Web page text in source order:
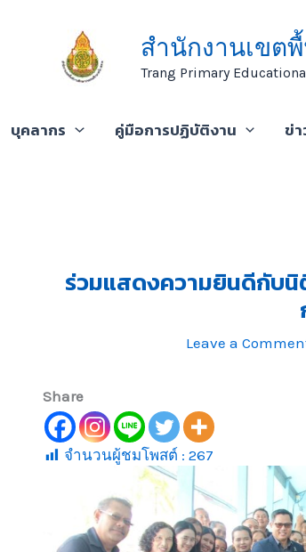
สำนักงานเขต
Trang Primary
บุคลากร คู่มือการปฏิบัติงาน ข่
ร่วมแสดงความยินดีกับนิ
Leave a
Share
จำนวนผู้ชมโพสต์ : 267